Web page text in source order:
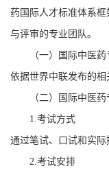
药国际人才标准体系
与评审的专业团队。
（一）国际中医药
依据世界中联发布的相
（二）国际中医药
1.考试方式
通过笔试、口试和实际
2.考试安排